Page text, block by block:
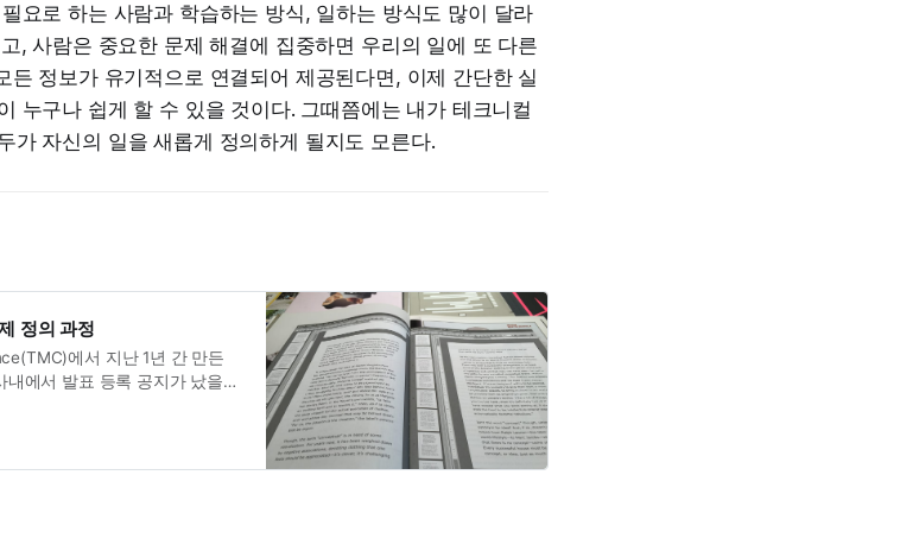
요로 하는 사람과 학습하는 방식, 일하는 방식도 많이 달라
, 사람은 중요한 문제 해결에 집중하면 우리의 일에 또 다른
든 정보가 유기적으로 연결되어 제공된다면, 이제 간단한 실
누구나 쉽게 할 수 있을 것이다. 그때쯤에는 내가 테크니컬
가 자신의 일을 새롭게 정의하게 될지도 모른다.
정의 과정
에서 지난 1년 간 만든
내에서 발표 등록 공지가 났을
접 발표한다는 것은 생각해 본